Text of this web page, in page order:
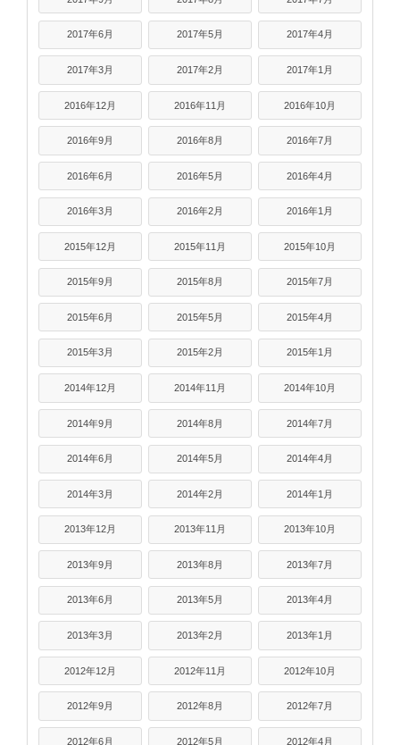
2017年6月 2017年5月 2017年4月
2017年3月 2017年2月 2017年1月
2016年12月 2016年11月 2016年10月
2016年9月 2016年8月 2016年7月
2016年6月 2016年5月 2016年4月
2016年3月 2016年2月 2016年1月
2015年12月 2015年11月 2015年10月
2015年9月 2015年8月 2015年7月
2015年6月 2015年5月 2015年4月
2015年3月 2015年2月 2015年1月
2014年12月 2014年11月 2014年10月
2014年9月 2014年8月 2014年7月
2014年6月 2014年5月 2014年4月
2014年3月 2014年2月 2014年1月
2013年12月 2013年11月 2013年10月
2013年9月 2013年8月 2013年7月
2013年6月 2013年5月 2013年4月
2013年3月 2013年2月 2013年1月
2012年12月 2012年11月 2012年10月
2012年9月 2012年8月 2012年7月
2012年6月 2012年5月 2012年4月